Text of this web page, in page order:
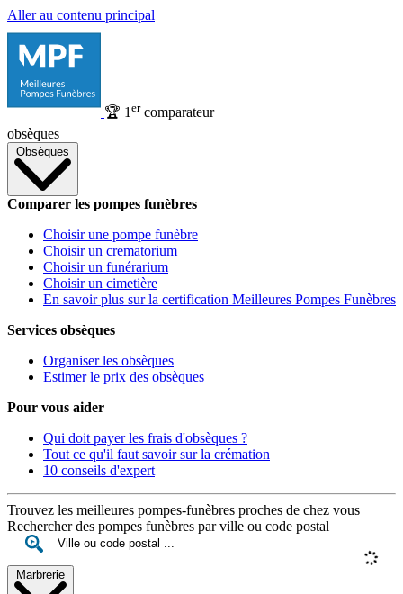
Aller au contenu principal
🏆 1 ercomparateur
obsèques
Obsèques
Comparer les pompes funèbres
Choisir une pompe funèbre
Choisir un crematorium
Choisir un funérarium
Choisir un cimetière
En savoir plus sur la certification Meilleures Pompes Funèbres
Services obsèques
Organiser les obsèques
Estimer le prix des obsèques
Pour vous aider
Qui doit payer les frais d'obsèques ?
Tout ce qu'il faut savoir sur la crémation
10 conseils d'expert
Trouvez les meilleures pompes-funèbres proches de chez vous
Rechercher des pompes funèbres par ville ou code postal
Marbrerie